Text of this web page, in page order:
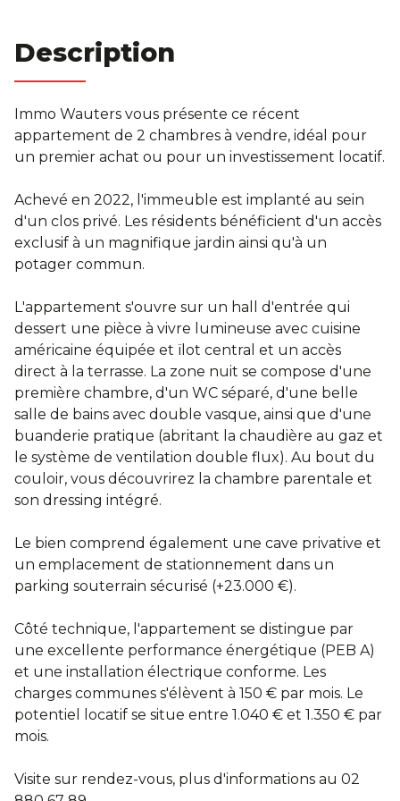
Contact
Condition générales
Description
Immo Wauters vous présente ce récent
appartement de 2 chambres à vendre, idéal pour
un premier achat ou pour un investissement locatif.
Achevé en 2022, l'immeuble est implanté au sein
d'un clos privé. Les résidents bénéficient d'un accès
exclusif à un magnifique jardin ainsi qu'à un
potager commun.
L'appartement s'ouvre sur un hall d'entrée qui
dessert une pièce à vivre lumineuse avec cuisine
américaine équipée et ïlot central et un accès
direct à la terrasse. La zone nuit se compose d'une
première chambre, d'un WC séparé, d'une belle
salle de bains avec double vasque, ainsi que d'une
buanderie pratique (abritant la chaudière au gaz et
le système de ventilation double flux). Au bout du
couloir, vous découvrirez la chambre parentale et
son dressing intégré.
Le bien comprend également une cave privative et
un emplacement de stationnement dans un
parking souterrain sécurisé (+23.000 €).
Côté technique, l'appartement se distingue par
une excellente performance énergétique (PEB A)
et une installation électrique conforme. Les
charges communes s'élèvent à 150 € par mois. Le
potentiel locatif se situe entre 1.040 € et 1.350 € par
mois.
Visite sur rendez-vous, plus d'informations au 02